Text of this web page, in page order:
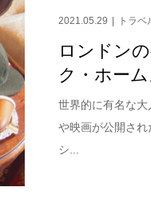
2021.05.29 トラベ
ロンドン
ク・ホーム
世界的に有名な
や映画が公開され
シ...